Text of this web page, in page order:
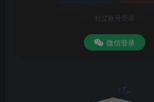
社交账号登录
微信登录